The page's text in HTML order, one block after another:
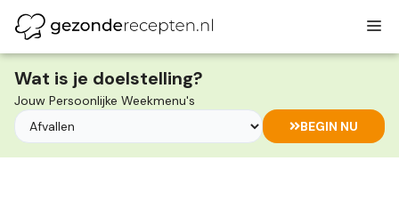
naar
de
inhoud
Wat is je doelstelling?
Jouw Persoonlijke Weekmenu's
BEGIN NU